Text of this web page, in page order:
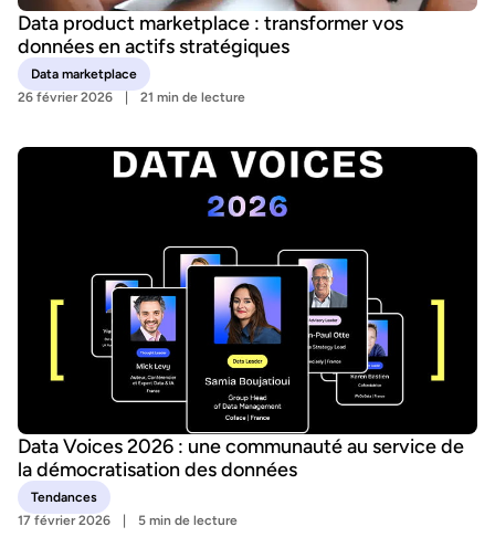
Data product marketplace : transformer vos
données en actifs stratégiques
Data marketplace
26 février 2026
21 min de lecture
Data Voices 2026 : une communauté au service de
la démocratisation des données
Tendances
17 février 2026
5 min de lecture